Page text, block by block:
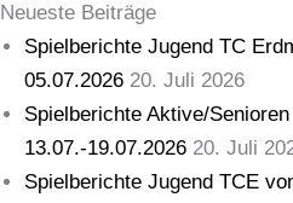
Neueste Beiträge
Spielberichte Jugend TC
05.07.2026 20. Juli 2026
Spielberichte Aktive/
13.07.-19.07.2026 20. Juli
Spielberichte Jugend TCE